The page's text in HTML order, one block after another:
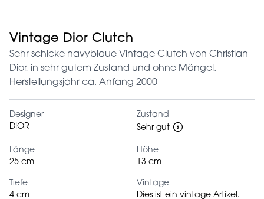
Vintage Dior Clutch
Sehr schicke navyblaue Vintage Clutch von Christian
Dior, in sehr gutem Zustand und ohne Mängel.
Herstellungsjahr ca. Anfang 2000
Designer
DIOR
Zustand
Sehr gut
Länge
25 cm
Höhe
13 cm
Tiefe
4 cm
Vintage
Dies ist ein vintage Artikel.